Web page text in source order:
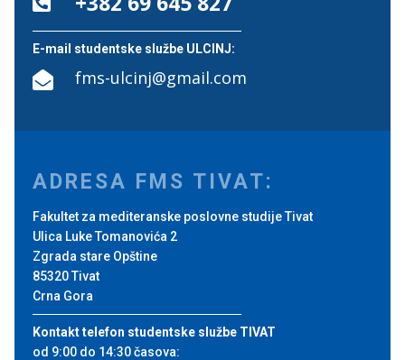
E-mail studentske službe ULCINJ:
 fms-ulcinj@gmail.com
ADRESA FMS TIVAT:
Fakultet za mediteranske poslovne studije Tivat
Ulica Luke Tomanovića 2
Zgrada stare Opštine
85320 Tivat
Crna Gora
Kontakt telefon studentske službe TIVAT
od 9:00 do 14:30 časova: